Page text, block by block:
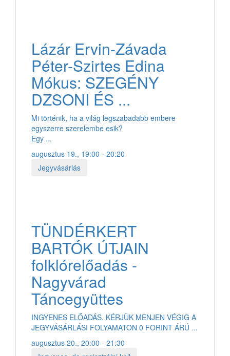
Lázár Ervin-Závada
Péter-Szirtes Edina
Mókus: SZEGÉNY
DZSONI ÉS ...
Mi történik, ha a világ legszabadabb embere
egyszerre szerelembe esik?
Egy ...
augusztus 19., 19:00 - 20:20
Jegyvásárlás
TÜNDÉRKERT
BARTÓK ÚTJAIN
folklórelőadás -
Nagyvárad
Táncegyüttes
INGYENES ELŐADÁS. KÉRJÜK MENJEN VÉGIG A
JEGYVÁSÁRLÁSI FOLYAMATON 0 FORINT ÁRÚ ...
augusztus 20., 20:00 - 21:30